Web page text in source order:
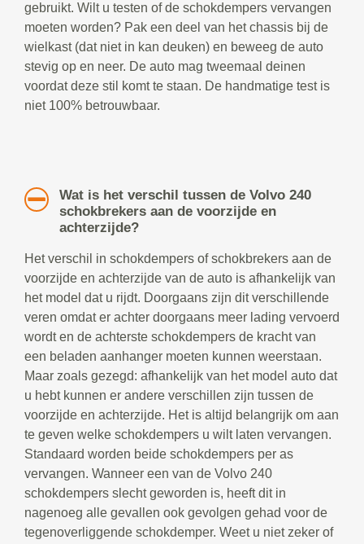
gebruikt. Wilt u testen of de schokdempers vervangen
moeten worden? Pak een deel van het chassis bij de
wielkast (dat niet in kan deuken) en beweeg de auto
stevig op en neer. De auto mag tweemaal deinen
voordat deze stil komt te staan. De handmatige test is
niet 100% betrouwbaar.
Wat is het verschil tussen de Volvo 240
schokbrekers aan de voorzijde en
achterzijde?
Het verschil in schokdempers of schokbrekers aan de
voorzijde en achterzijde van de auto is afhankelijk van
het model dat u rijdt. Doorgaans zijn dit verschillende
veren omdat er achter doorgaans meer lading vervoerd
wordt en de achterste schokdempers de kracht van
een beladen aanhanger moeten kunnen weerstaan.
Maar zoals gezegd: afhankelijk van het model auto dat
u hebt kunnen er andere verschillen zijn tussen de
voorzijde en achterzijde. Het is altijd belangrijk om aan
te geven welke schokdempers u wilt laten vervangen.
Standaard worden beide schokdempers per as
vervangen. Wanneer een van de Volvo 240
schokdempers slecht geworden is, heeft dit in
nagenoeg alle gevallen ook gevolgen gehad voor de
tegenoverliggende schokdemper. Weet u niet zeker of